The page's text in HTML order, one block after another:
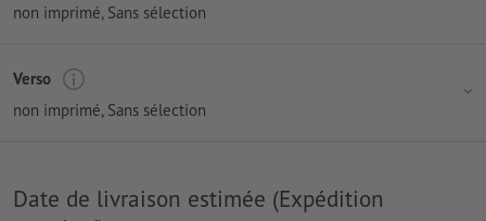
non imprimé, Sans sélection
Verso
non imprimé, Sans sélection
Date de livraison estimée (Expédition